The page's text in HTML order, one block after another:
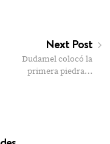
Next Post
Dudamel colocó la
primera piedra…